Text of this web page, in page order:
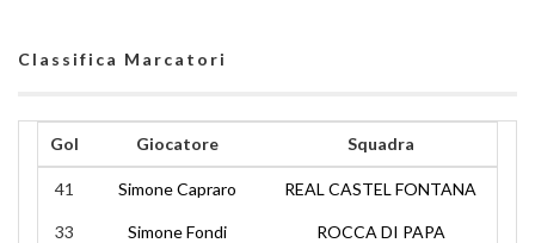
Classifica Marcatori
Gol Giocatore Squadra
41 Simone Capraro REAL CASTEL FONTANA
33 Simone Fondi ROCCA DI PAPA